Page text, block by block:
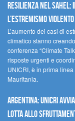
Resilienza nel Sahel:
l’estremismo
L’aumento dei casi di
climatico stanno
conferenza “Climate
risposte urgenti e
UNICRI, è in prima
Mauritania.
Argentina: UNICRI
lotta allo